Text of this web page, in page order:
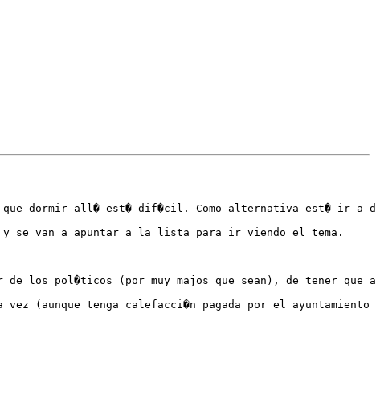
dormir all� est� dif�cil. Como alternativa est� ir a
y se van a apuntar a la lista para ir viendo el tema.
de los pol�ticos (por muy majos que sean), de tener
vez (aunque tenga calefacci�n pagada por el